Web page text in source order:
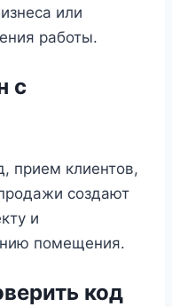
или
работы.
с
прием клиентов,
создают
и
помещения.
код